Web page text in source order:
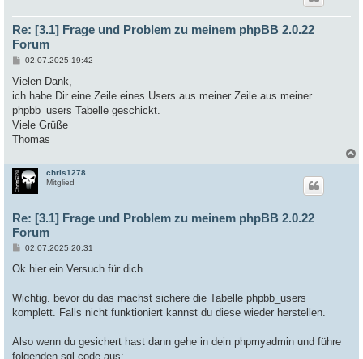
Re: [3.1] Frage und Problem zu meinem phpBB 2.0.22
Forum
B
i
r
a
g
02.07.2025 19:42
Vielen Dank,
ich habe Dir eine Zeile eines Users aus meiner Zeile aus meiner
phpbb_users Tabelle geschickt.
Viele Grüße
Thomas
chris1278
Mitglied
Re: [3.1] Frage und Problem zu meinem phpBB 2.0.22
Forum
B
i
a
02.07.2025 20:31
Ok hier ein Versuch für dich.
Wichtig. bevor du das machst sichere die Tabelle phpbb_users
komplett. Falls nicht funktioniert kannst du diese wieder herstellen.
Also wenn du gesichert hast dann gehe in dein phpmyadmin und führe
folgenden sql code aus: